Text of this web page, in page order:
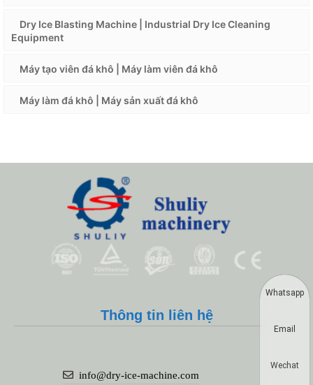
Dry Ice Blasting Machine | Industrial Dry Ice Cleaning
Equipment
Máy tạo viên đá khô | Máy làm viên đá khô
Máy làm đá khô | Máy sản xuất đá khô
Thông tin liên hệ
info@dry-ice-machine.com
Whatsapp
Email
Wechat